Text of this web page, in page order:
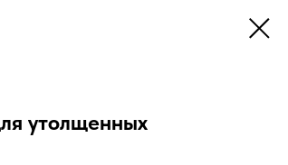
утолщенных